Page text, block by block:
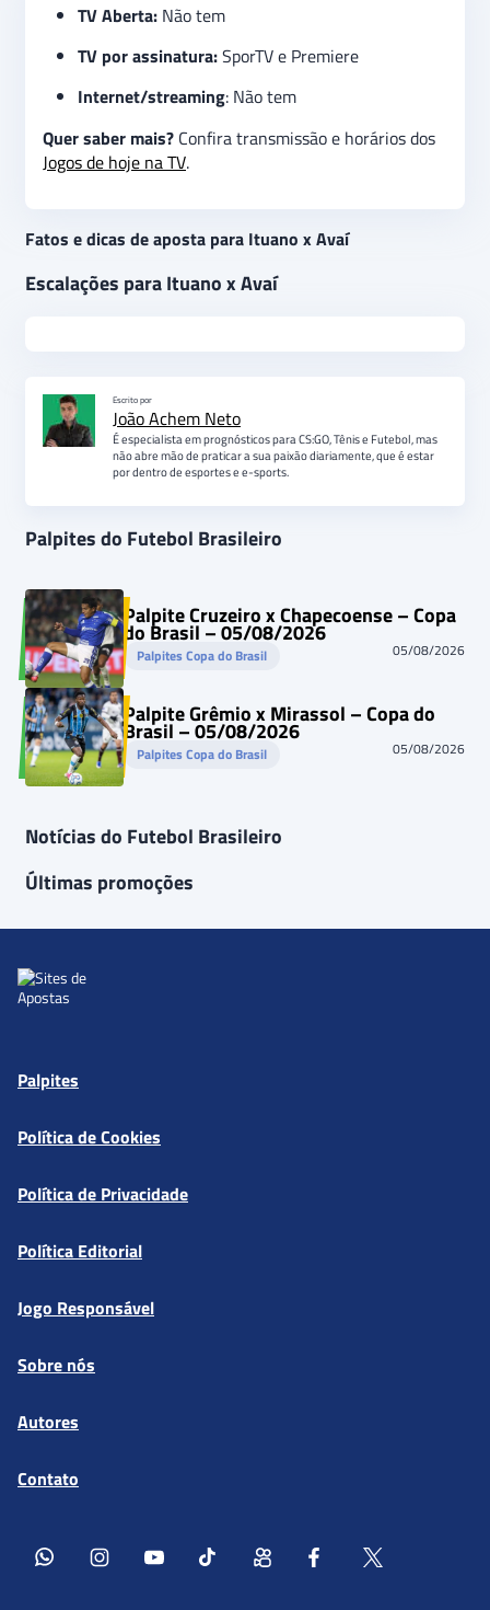
TV Aberta: Não tem
TV por assinatura:SporTV e Premiere
Internet/streaming: Não tem
Quer saber mais? Confira transmissão e horários dos
Jogos de hoje na TV.
Fatos e dicas de aposta para Ituano x Avaí
Escalações para Ituano x Avaí
Escrito por
João Achem Neto
É especialista em prognósticos para CS:GO, Tênis e Futebol, mas
não abre mão de praticar a sua paixão diariamente, que é estar
por dentro de esportes e e-sports.
Palpites do Futebol Brasileiro
Palpite Cruzeiro x Chapecoense – Copa
do Brasil – 05/08/2026
Palpites Copa do Brasil 05/08/2026
Palpite Grêmio x Mirassol – Copa do
Brasil – 05/08/2026
Palpites Copa do Brasil 05/08/2026
Notícias do Futebol Brasileiro
Últimas promoções
Palpites
Política de Cookies
Política de Privacidade
Política Editorial
Jogo Responsável
Sobre nós
Autores
Contato